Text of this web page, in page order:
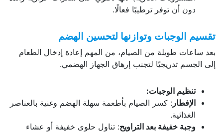
دون أن توفر ترطيبًا فعالًا.
تقسيم الوجبات وتوازنها لتحسين الهضم
بعد ساعات طويلة من الصيام، من المهم إعادة إدخال الطعام
إلى الجسم تدريجيًا لتجنب إرهاق الجهاز الهضمي.
تنظيم الوجبات:
الإفطار : كسر الصيام بأطعمة سهلة الهضم وغنية بالعناصر
الغذائية.
وجبة خفيفة بعد التراويح: تناول حلوى خفيفة أو عشاء